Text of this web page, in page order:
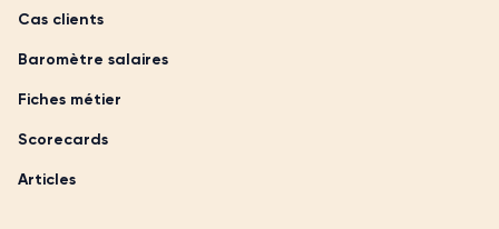
Cas clients
Baromètre salaires
Fiches métier
Scorecards
Articles